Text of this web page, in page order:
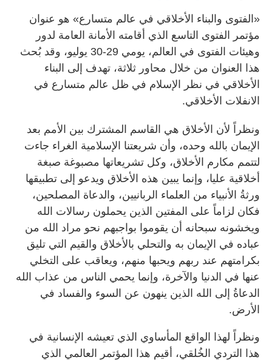
«الفتوى والبناء الأخلاقي في عالم متسارع» هو عنوان
مؤتمر الفتوى التاسع الذي أقامته الأمانة العامة لدور
وهيئات الفتوى في العالم، يومي 29-30 يوليو، وقد بُحث
هذا العنوان من خلال محاور ثلاثة، تهدف إلى البناء
الأخلاقي في نظر الإسلام في ظل عالم متسارع في
الانفلات الأخلاقي.
ونظراً لأن الأخلاق هي القاسم المشترك بين الأمم بعد
الإيمان بالله وحده، وأن شريعتنا الإسلامية الغراء جاءت
لتتمم مكارم الأخلاق، وكل تشريعاتها مصبوغة صبغة
أخلاقية عليا، وإنما يبين هذه الأخلاق ويدعو إلى تطبيقها
ورثةُ الأنبياء من العلماء الربانيين، والدعاة المصلحين،
فكان لزاماً على المفتين الذين يحملون رسالات الله
ويخشونه سبحانه أن يقوموا بواجبهم نحو مراد الله من
عباده في الإيمان به والتحلي بالأخلاق والقيم التي تليق
بكرامتهم عند ربهم ويحبها منهم، ويعاقب على التخلي
عنها في الدنيا والآخرة، وإنما يحمي الناس من عذاب الله
الدعاةُ إلى الله الذين ينهون عن السوء والفساد في
الأرض.
ونظراً لهذا الواقع المأساوي الذي تعيشه الإنسانية في
هذا التردي الخُلقي، أقيم هذا المؤتمر العالمي الذي